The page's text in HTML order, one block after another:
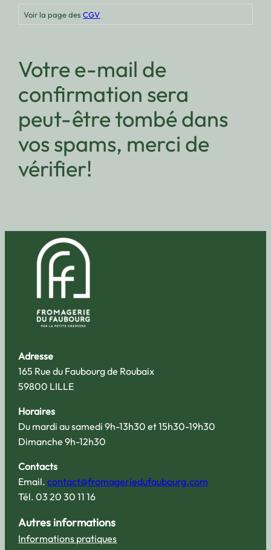
Voir la page desCGV
Votre e-mail de
confirmation sera
peut-être tombé dans
vos spams, merci de
vérifier!
Adresse
165 Rue du Faubourg de Roubaix
59800 LILLE
Horaires
Du mardi au samedi 9h-13h30 et 15h30-19h30
Dimanche 9h-12h30
Contacts
Email.contact@fromageriedufaubourg.com
Tél. 03 20 30 11 16
Autres informations
Informations pratiques